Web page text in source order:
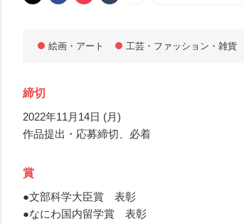
絵画・アート 工芸・ファッション・雑貨
締切
2022年11月14日 (月)
作品提出・応募締切、必着
賞
●文部科学大臣賞 表彰
●なにわ国内留学賞 表彰